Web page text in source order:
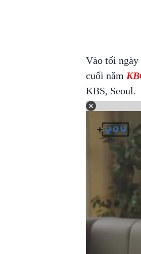
Vào tối
cuối năm
KBS, Seoul.